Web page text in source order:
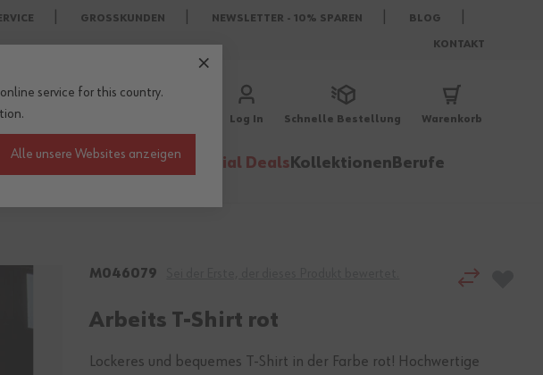
GROSSKUNDEN NEWSLETTER - 10% SPAREN BLOG
KONTAKT
Log In Schnelle Bestellung Warenkorb
Arbeitsschutz Zubehör Special Deals Kollektionen Berufe
M046079
Arbeits T-Shirt rot
Lockeres und bequemes T-Shirt in der Farbe rot! Hochwertige
service for this country.
Alle unsere Websites anzeigen